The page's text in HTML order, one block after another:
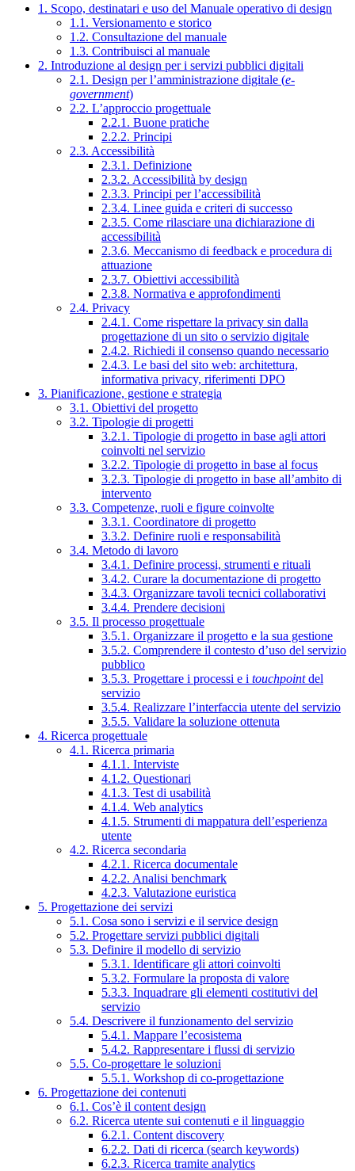
1. Scopo, destinatari e uso del Manuale operativo di design
1.1. Versionamento e storico
1.2. Consultazione del manuale
1.3. Contribuisci al manuale
2. Introduzione al design per i servizi pubblici digitali
2.1. Design per l’amministrazione digitale (e-
government)
2.2. L’approccio progettuale
2.2.1. Buone pratiche
2.2.2. Principi
2.3. Accessibilità
2.3.1. Definizione
2.3.2. Accessibilità by design
2.3.3. Principi per l’accessibilità
2.3.4. Linee guida e criteri di successo
2.3.5. Come rilasciare una dichiarazione di
accessibilità
2.3.6. Meccanismo di feedback e procedura di
attuazione
2.3.7. Obiettivi accessibilità
2.3.8. Normativa e approfondimenti
2.4. Privacy
2.4.1. Come rispettare la privacy sin dalla
progettazione di un sito o servizio digitale
2.4.2. Richiedi il consenso quando necessario
2.4.3. Le basi del sito web: architettura,
informativa privacy, riferimenti DPO
3. Pianificazione, gestione e strategia
3.1. Obiettivi del progetto
3.2. Tipologie di progetti
3.2.1. Tipologie di progetto in base agli attori
coinvolti nel servizio
3.2.2. Tipologie di progetto in base al focus
3.2.3. Tipologie di progetto in base all’ambito di
intervento
3.3. Competenze, ruoli e figure coinvolte
3.3.1. Coordinatore di progetto
3.3.2. Definire ruoli e responsabilità
3.4. Metodo di lavoro
3.4.1. Definire processi, strumenti e rituali
3.4.2. Curare la documentazione di progetto
3.4.3. Organizzare tavoli tecnici collaborativi
3.4.4. Prendere decisioni
3.5. Il processo progettuale
3.5.1. Organizzare il progetto e la sua gestione
3.5.2. Comprendere il contesto d’uso del servizio
pubblico
3.5.3. Progettare i processi e i touchpointdel
servizio
3.5.4. Realizzare l’interfaccia utente del servizio
3.5.5. Validare la soluzione ottenuta
4. Ricerca progettuale
4.1. Ricerca primaria
4.1.1. Interviste
4.1.2. Questionari
4.1.3. Test di usabilità
4.1.4. Web analytics
4.1.5. Strumenti di mappatura dell’esperienza
utente
4.2. Ricerca secondaria
4.2.1. Ricerca documentale
4.2.2. Analisi benchmark
4.2.3. Valutazione euristica
5. Progettazione dei servizi
5.1. Cosa sono i servizi e il service design
5.2. Progettare servizi pubblici digitali
5.3. Definire il modello di servizio
5.3.1. Identificare gli attori coinvolti
5.3.2. Formulare la proposta di valore
5.3.3. Inquadrare gli elementi costitutivi del
servizio
5.4. Descrivere il funzionamento del servizio
5.4.1. Mappare l’ecosistema
5.4.2. Rappresentare i flussi di servizio
5.5. Co-progettare le soluzioni
5.5.1. Workshop di co-progettazione
6. Progettazione dei contenuti
6.1. Cos’è il content design
6.2. Ricerca utente sui contenuti e il linguaggio
6.2.1. Content discovery
6.2.2. Dati di ricerca (search keywords)
6.2.3. Ricerca tramite analytics